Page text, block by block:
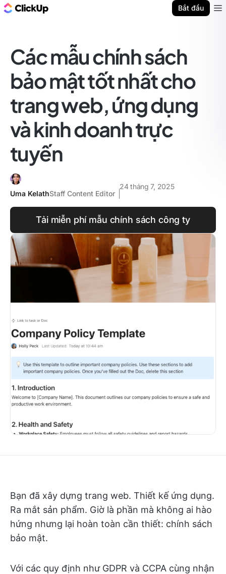
Bắt đầu
Các mẫu chính sách
bảo mật tốt nhất cho
trang web, ứng dụng
và kinh doanh trực
tuyến
Uma KelathStaff Content Editor
24 tháng 7, 2025
Tải miễn phí mẫu chính sách công ty
Bạn đã xây dựng trang web. Thiết kế ứng dụng.
Ra mắt sản phẩm. Giờ là phần mà không ai hào
hứng nhưng lại hoàn toàn cần thiết: chính sách
bảo mật.
Với các quy định như GDPR và CCPA cùng nhận